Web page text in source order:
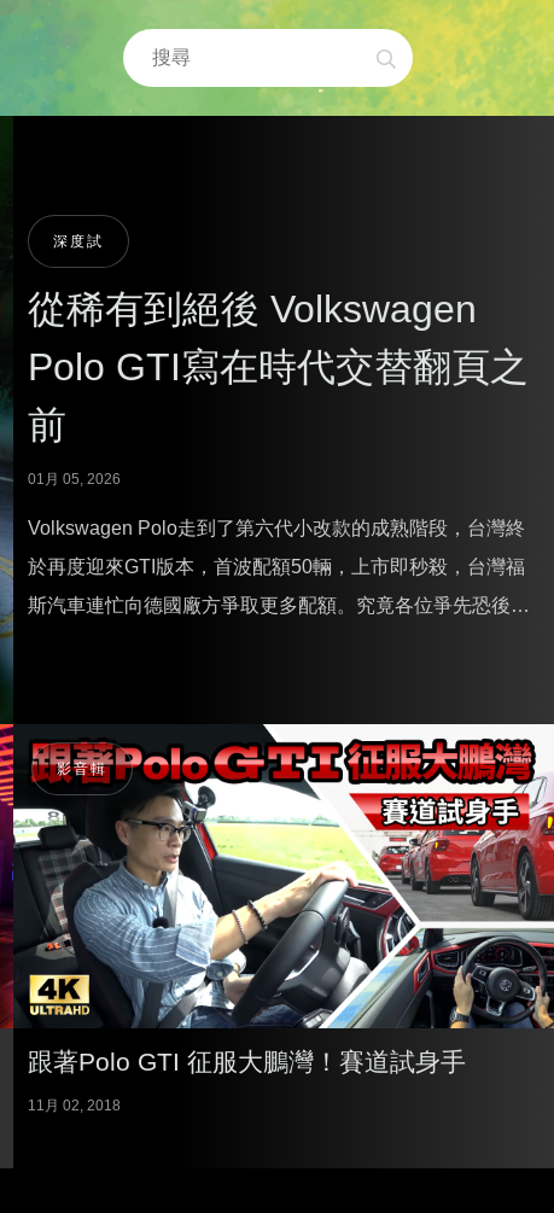
深度試
從稀有到絕後 Volkswagen
Polo GTI寫在時代交替翻頁之
前
01月 05, 2026
Volkswagen Polo走到了第六代小改款的成熟階段，台灣終
於再度迎來GTI版本，首波配額50輛，上市即秒殺，台灣福
斯汽車連忙向德國廠方爭取更多配額。究竟各位爭先恐後是
月？
影音輯
跟著Polo GTI 征服大鵬灣！賽道試身手
11月 02, 2018